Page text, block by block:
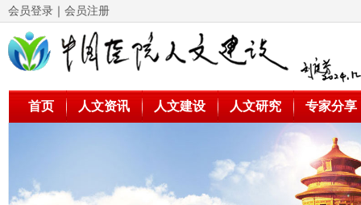
会员登录 ｜ 会员注册
首页 人文资讯 人文建设 人文研究 专家分享